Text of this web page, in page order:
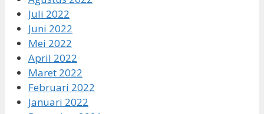
Juli 2022
Juni 2022
Mei 2022
April 2022
Maret 2022
Februari 2022
Januari 2022